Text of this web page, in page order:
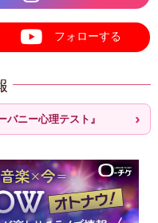
フォローする
バニー心理テスト』